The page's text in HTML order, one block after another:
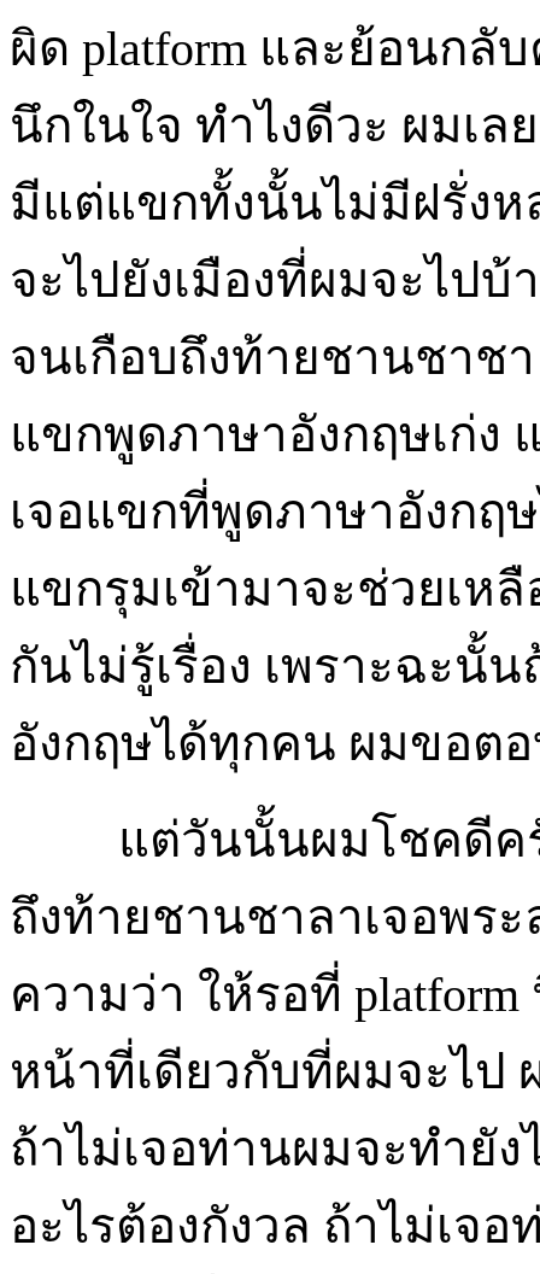
ผิด platform และย้อนกลั
นึกในใจ ทำไงดีวะ ผมเ
มีแต่แขกทั้งนั้นไม่มีฝรั่งห
จะไปยังเมืองที่ผมจะไป
จนเกือบถึงท้ายชานชาช
แขกพูดภาษาอังกฤษเก่ง
เจอแขกที่พูดภาษาอังกฤ
แขกรุมเข้ามาจะช่วยเห
กันไม่รู้เรื่อง เพราะฉะนั้
อังกฤษได้ทุกคน ผมขอตอ
แต่วันนั้นผมโชคดีครับ
ถึงท้ายชานชาลาเจอพร
ความว่า ให้รอที่
หน้าที่เดียวกับที่ผมจะไป
ถ้าไม่เจอท่านผมจะทำยั
อะไรต้องกังวล ถ้าไม่เจ